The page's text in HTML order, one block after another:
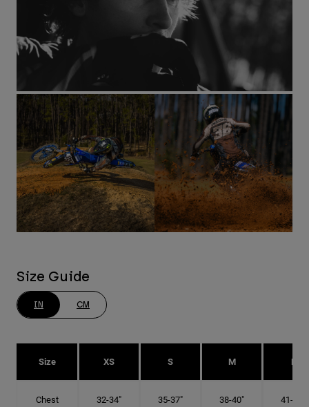
Size Guide
IN CM
Size XS S M L
Chest 32-34" 35-37" 38-40" 41-43"